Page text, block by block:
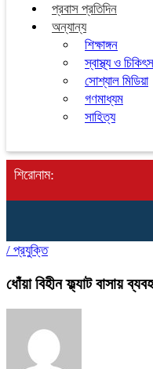
প্রবাস প্রতিদিন
অন্যান্য
শিক্ষাঙ্গন
স্বাস্থ্য ও
সোশ্যাল মিডিয়া
গণমাধ্যম
সাহিত্য
শিরোনাম:
/ প্রযুক্তি
ধোঁয়া বিহীন ফ্ল্যাট বাসায়